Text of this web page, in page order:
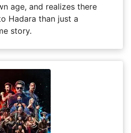
age, and realizes there
Hadara than just a
story.